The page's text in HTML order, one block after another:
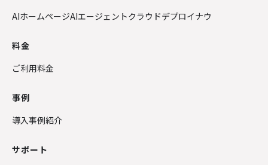
AIホームページAIエージェントクラウドデプロイナウ
料金
ご利用料金
事例
導入事例紹介
サポート